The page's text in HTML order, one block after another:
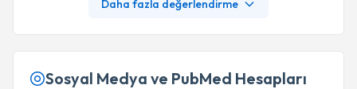
Daha fazla değerlendirme
Sosyal Medya ve PubMed Hesapları